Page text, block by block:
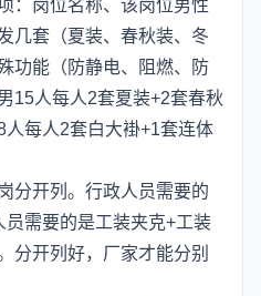
：岗位名称、该岗位男性
几套（夏装、春秋装、冬
功能（防静电、阻燃、防
15人每人2套夏装+2套春秋
每人2套白大褂+1套连体
分开列。行政人员需要的
需要的是工装夹克+工装
分开列好，厂家才能分别